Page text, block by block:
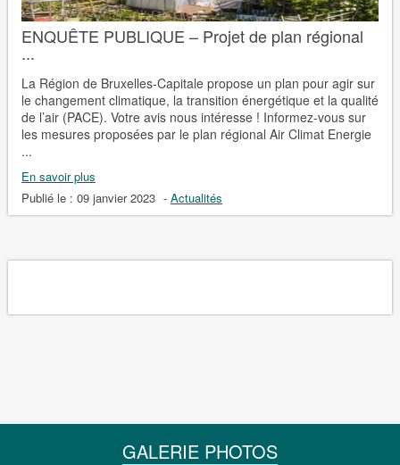
ENQUÊTE PUBLIQUE – Projet de plan régional
...
La Région de Bruxelles-Capitale propose un plan pour agir sur
le changement climatique, la transition énergétique et la qualité
de l’air (PACE). Votre avis nous intéresse ! Informez-vous sur
les mesures proposées par le plan régional Air Climat Energie
...
En savoir plus
Publié le : 09 janvier 2023 - Actualités
GALERIE PHOTOS